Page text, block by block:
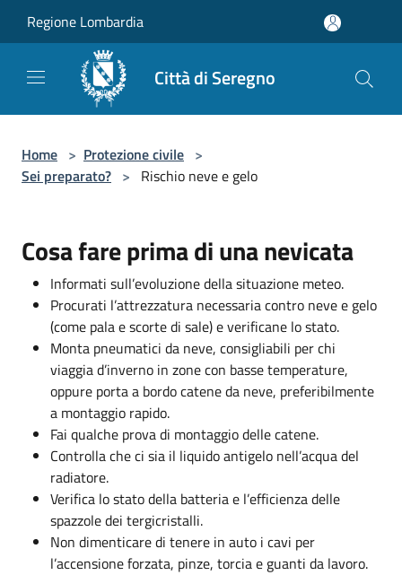
Regione Lombardia
Città di Seregno
Home > Protezione civile >
Sei preparato? > Rischio neve e gelo
Cosa fare prima di una nevicata
Informati sull’evoluzione della situazione meteo.
Procurati l’attrezzatura necessaria contro neve e gelo
(come pala e scorte di sale) e verificane lo stato.
Monta pneumatici da neve, consigliabili per chi
viaggia d’inverno in zone con basse temperature,
oppure porta a bordo catene da neve, preferibilmente
a montaggio rapido.
Fai qualche prova di montaggio delle catene.
Controlla che ci sia il liquido antigelo nell’acqua del
radiatore.
Verifica lo stato della batteria e l’efficienza delle
spazzole dei tergicristalli.
Non dimenticare di tenere in auto i cavi per
l’accensione forzata, pinze, torcia e guanti da lavoro.